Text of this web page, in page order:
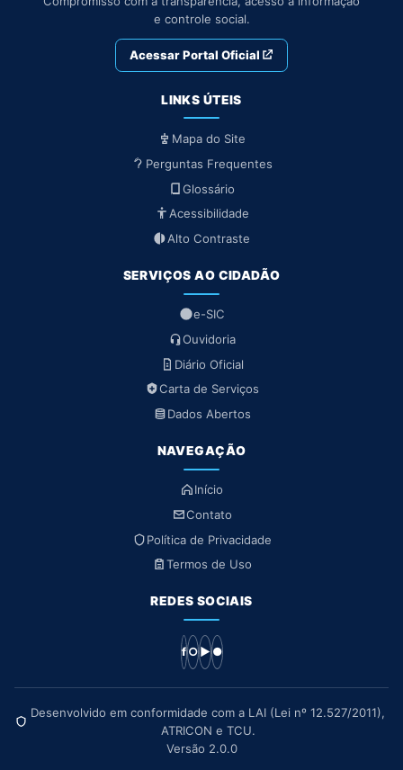
e controle social.
Acessar Portal Oficial
LINKS ÚTEIS
Mapa do Site
Perguntas Frequentes
Glossário
Acessibilidade
Alto Contraste
SERVIÇOS AO CIDADÃO
e-SIC
Ouvidoria
Diário Oficial
Carta de Serviços
Dados Abertos
NAVEGAÇÃO
Início
Contato
Política de Privacidade
Termos de Uso
REDES SOCIAIS
f ○▶ ●
Desenvolvido em conformidade com a LAI (Lei nº 12.527/2011),
ATRICON e TCU.
Versão 2.0.0